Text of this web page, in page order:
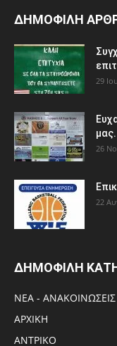
ΔΗΜΟΦΙΛΗ
29
μας.
26
22
ΔΗΜΟΦΙΛΗ
ΝΕΑ - ΑΝΑΚΟΙΝΩΣΕΙΣ
ΑΡΧΙΚΗ
ΑΝTΡΙΚΟ